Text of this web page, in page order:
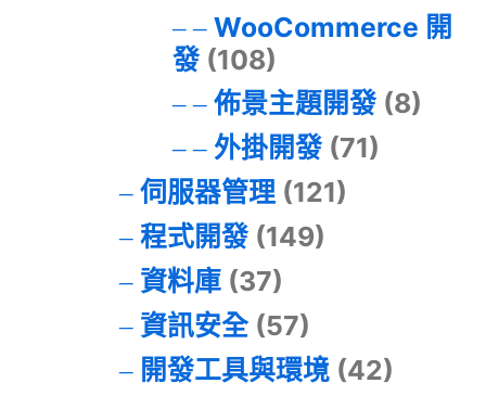
WooCommerce 開
發(108)
佈景主題開發(8)
外掛開發(71)
伺服器管理(121)
程式開發(149)
資料庫(37)
資訊安全(57)
開發工具與環境(42)